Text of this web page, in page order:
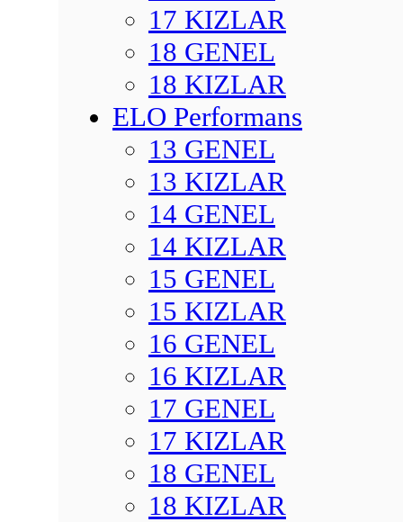
17 KIZLAR
18 GENEL
18 KIZLAR
ELO Performans
13 GENEL
13 KIZLAR
14 GENEL
14 KIZLAR
15 GENEL
15 KIZLAR
16 GENEL
16 KIZLAR
17 GENEL
17 KIZLAR
18 GENEL
18 KIZLAR